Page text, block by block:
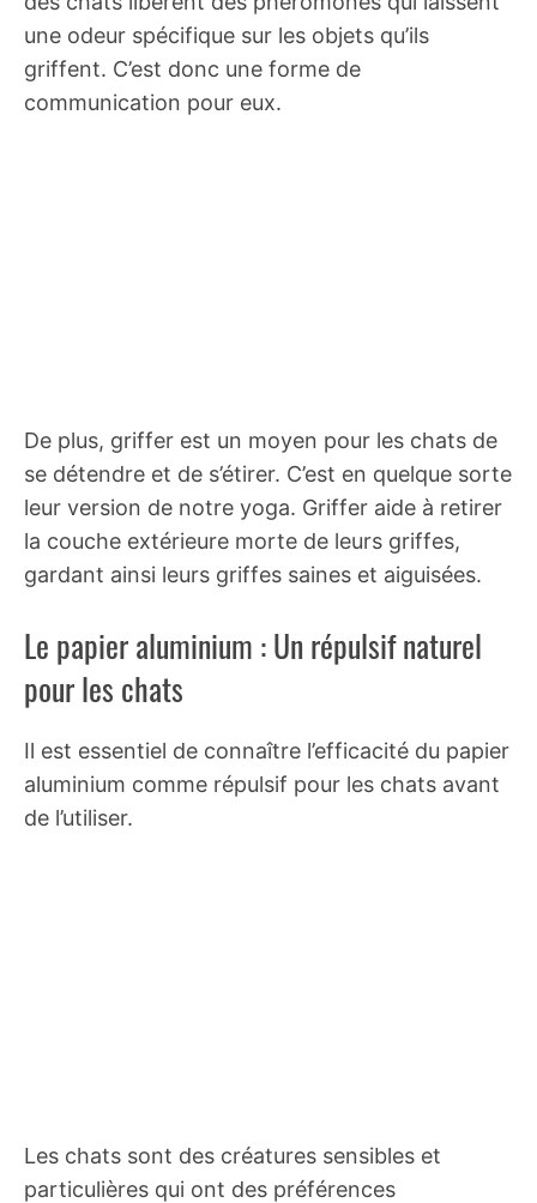
une odeur spécifique sur les objets qu’ils
griffent. C’est donc une forme de
communication pour eux.
De plus, griffer est un moyen pour les chats de
se détendre et de s’étirer. C’est en quelque sorte
leur version de notre yoga. Griffer aide à retirer
la couche extérieure morte de leurs griffes,
gardant ainsi leurs griffes saines et aiguisées.
Le papier aluminium : Un répulsif naturel
pour les chats
Il est essentiel de connaître l’efficacité du papier
aluminium comme répulsif pour les chats avant
de l’utiliser.
Les chats sont des créatures sensibles et
particulières qui ont des préférences